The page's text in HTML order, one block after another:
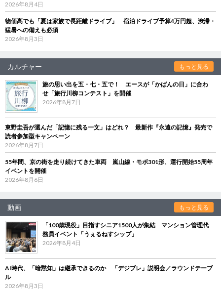
2026年8月4日
物価高でも「夏は家族で長距離ドライブ」 宿泊ドライブ予算4万円超、渋滞・
猛暑への備えも必須
2026年8月3日
カルチャー もっと見る
旅の思い出を五・七・五で！ エースが「かばんの日」に合わ
せ「旅行川柳コンテスト」を開催
2026年8月7日
東野圭吾が選んだ「記憶に残る一文」はどれ？ 最新作『永遠の記憶』発売で
読者参加型キャンペーン
2026年8月7日
55年間、京の街を走り続けてきた車両 嵐山線・モボ301形、運行開始55周年
イベントを開催
2026年8月6日
動画 もっと見る
「100歳現役」目指すシニア1500人が集結 マンション管理代
務員イベント「うぇるねすシップ」
2026年8月4日
AI時代、「暗黙知」は継承できるのか 「デジブレ」説明会／ラウンドテーブ
ル
2026年8月3日